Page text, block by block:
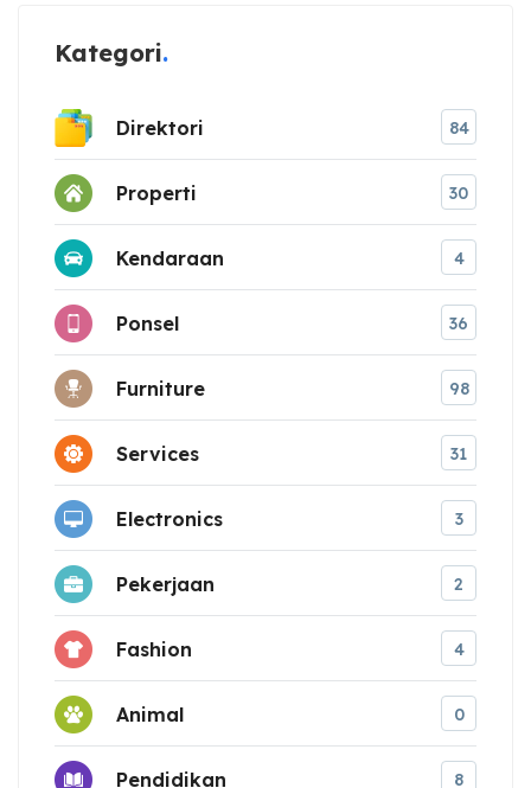
Kategori
Direktori 84
Properti 30
Kendaraan 4
Ponsel 36
Furniture 98
Services 31
Electronics 3
Pekerjaan 2
Fashion 4
Animal 0
Pendidikan 8